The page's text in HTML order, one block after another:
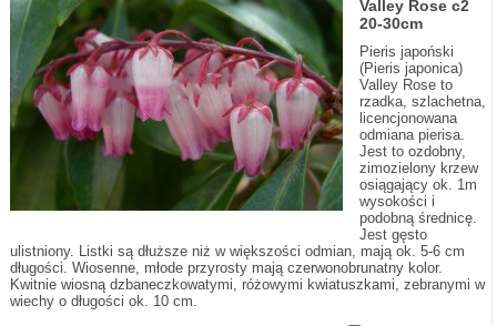
Valley Rose c2
20-30cm
Pieris japoński
(Pieris japonica)
Valley Rose to
rzadka, szlachetna,
licencjonowana
odmiana pierisa.
Jest to ozdobny,
zimozielony krzew
osiągający ok. 1m
wysokości i
podobną średnicę.
Jest gęsto
ulistniony. Listki są dłuższe niż w większości odmian, mają ok. 5-6 cm
długości. Wiosenne, młode przyrosty mają czerwonobrunatny kolor.
Kwitnie wiosną dzbaneczkowatymi, różowymi kwiatuszkami, zebranymi w
wiechy o długości ok. 10 cm.